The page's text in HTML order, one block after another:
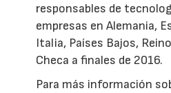
responsables de
empresas en Alemania,
Italia, Países Bajos,
Checa a finales de 2016.
Para más información